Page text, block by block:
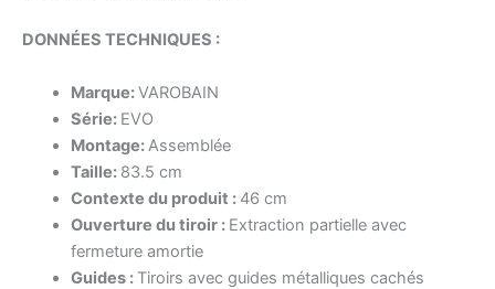
DONNÉES TECHNIQUES :
Marque:VAROBAIN
Série: EVO
Montage:Assemblée
Taille: 83.5 cm
Contexte du produit : 46 cm
Ouverture du tiroir : Extraction partielle avec
fermeture amortie
Guides : Tiroirs avec guides métalliques cachés